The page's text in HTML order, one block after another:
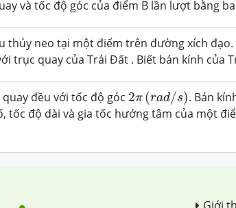
và tốc độ góc của điểm B lần lượt bằng
thủy neo tại một điểm trên đường xích
trục quay của Trái Đất . Biết bán kính của
đều với tốc độ góc 2π (rad/s)
2π(rad/s) . Bán
tốc độ dài và gia tốc hướng tâm của một